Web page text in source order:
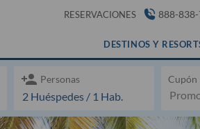
RESERVACIONES 888-
DESTINOS Y
Personas Cupón